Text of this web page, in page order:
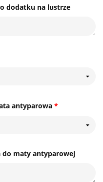
dodatku na lustrze
*
antyparowa
do maty antyparowej